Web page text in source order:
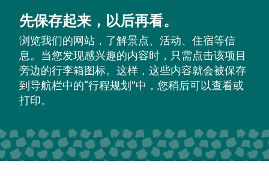
先保存起来，以后再看。
浏览我们的网站，了解景点、活动、住宿等信
息。当您发现感兴趣的内容时，只需点击该项目
旁边的行李箱图标。这样，这些内容就会被保存
到导航栏中的“行程规划”中，您稍后可以查看或
打印。